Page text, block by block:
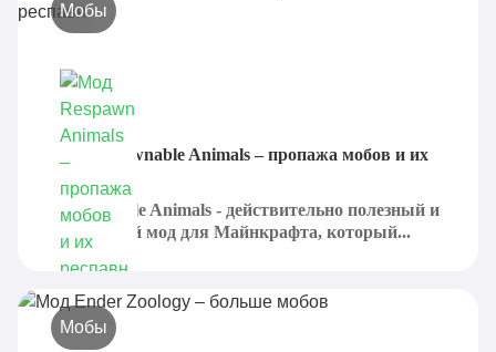
Мобы
Мод Respawnable Animals – пропажа мобов и их
Respawnable Animals - действительно полезный и
интересный мод для Майнкрафта, который...
Мобы